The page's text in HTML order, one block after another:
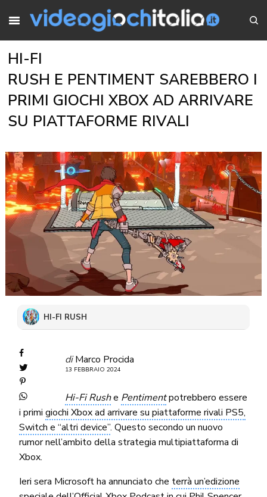
HI-FI
RUSH E PENTIMENT SAREBBERO I
PRIMI GIOCHI XBOX AD ARRIVARE
SU PIATTAFORME RIVALI
HI-FI RUSH
di Marco Procida
13 FEBBRAIO 2024
Hi-Fi Rushe Pentimentpotrebbero essere
i primi giochi Xbox ad arrivare su piattaforme rivali PS5,
Switch e “altri device”. Questo secondo un nuovo
rumor nell’ambito della strategia multipiattaforma di
Xbox.
Ieri sera Microsoft ha annunciato che terrà un’edizione